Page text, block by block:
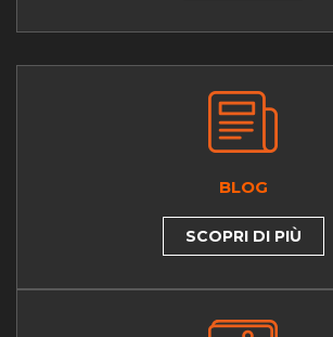
BLOG
SCOPRI DI PIÙ